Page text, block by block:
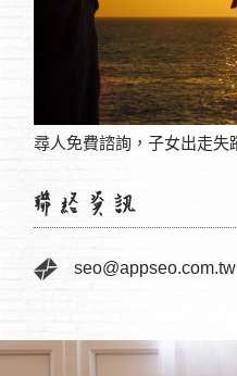
seo@appseo.com.tw